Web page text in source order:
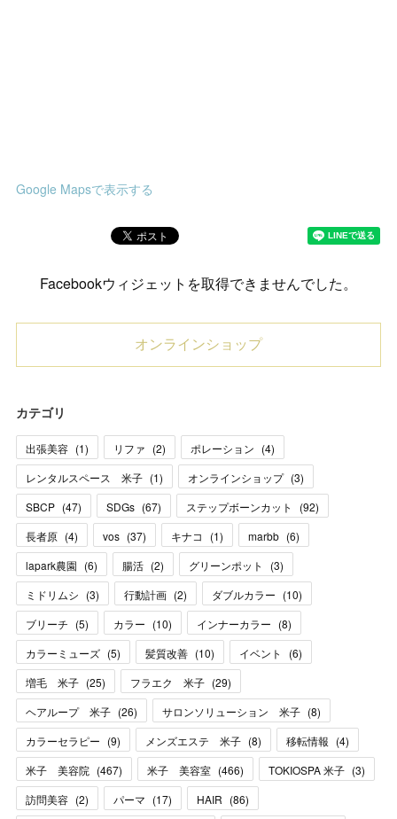
Google Mapsで表示する
Facebookウィジェットを取得できませんでした。
オンラインショップ
カテゴリ
出張美容 (1) リファ (2) ポレーション (4)
レンタルスペース 米子 (1) オンラインショップ (3)
SBCP (47) SDGs (67) ステップボーンカット (92)
長者原 (4) vos (37) キナコ (1) marbb (6)
lapark農園 (6) 腸活 (2) グリーンポット (3)
ミドリムシ (3) 行動計画 (2) ダブルカラー (10)
ブリーチ (5) カラー (10) インナーカラー (8)
カラーミューズ (5) 髪質改善 (10) イベント (6)
増毛 米子 (25) フラエク 米子 (29)
ヘアループ 米子 (26) サロンソリューション 米子 (8)
カラーセラピー (9) メンズエステ 米子 (8) 移転情報 (4)
米子 美容院 (467) 米子 美容室 (466) TOKIOSPA 米子 (3)
訪問美容 (2) パーマ (17) HAIR (86)